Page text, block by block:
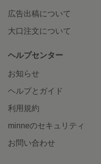
広告出稿について
大口注文について
ヘルプセンター
お知らせ
ヘルプとガイド
利用規約
minneのセキュリティ
お問い合わせ